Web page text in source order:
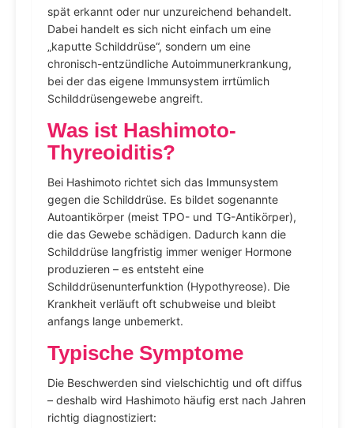
spät erkannt oder nur unzureichend behandelt.
Dabei handelt es sich nicht einfach um eine
„kaputte Schilddrüse“, sondern um eine
chronisch-entzündliche Autoimmunerkrankung,
bei der das eigene Immunsystem irrtümlich
Schilddrüsengewebe angreift.
Was ist Hashimoto-
Thyreoiditis?
Bei Hashimoto richtet sich das Immunsystem
gegen die Schilddrüse. Es bildet sogenannte
Autoantikörper (meist TPO- und TG-Antikörper),
die das Gewebe schädigen. Dadurch kann die
Schilddrüse langfristig immer weniger Hormone
produzieren – es entsteht eine
Schilddrüsenunterfunktion (Hypothyreose). Die
Krankheit verläuft oft schubweise und bleibt
anfangs lange unbemerkt.
Typische Symptome
Die Beschwerden sind vielschichtig und oft diffus
– deshalb wird Hashimoto häufig erst nach Jahren
richtig diagnostiziert: